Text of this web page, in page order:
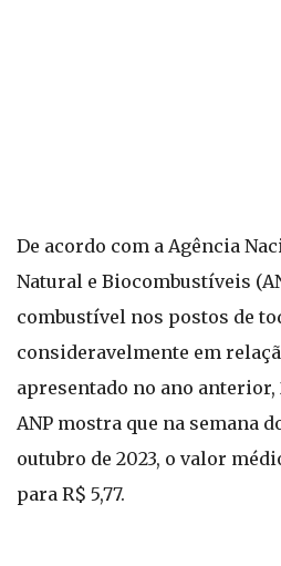
De acordo com a Agência
Natural e Biocombustíveis
combustível nos postos de
consideravelmente em
apresentado no ano anterior,
ANP mostra que na semana
outubro de 2023, o valor
para R$ 5,77.